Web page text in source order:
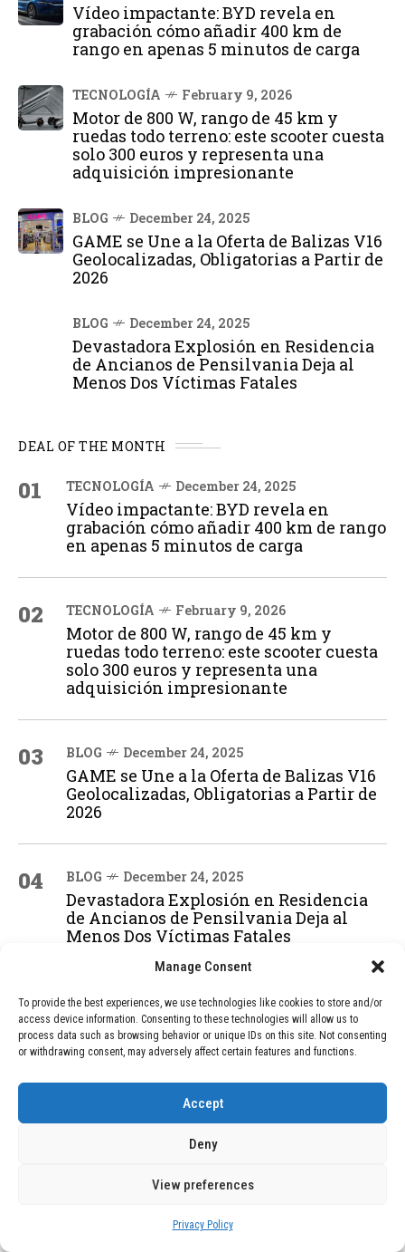
Manage Consent
To provide the best experiences, we use technologies like cookies to store and/or
access device information. Consenting to these technologies will allow us to
process data such as browsing behavior or unique IDs on this site. Not consenting
or withdrawing consent, may adversely affect certain features and functions.
Accept
Deny
View preferences
Privacy Policy
Vídeo impactante: BYD revela en
grabación cómo añadir 400 km de
rango en apenas 5 minutos de carga
TECNOLOGÍA February 9, 2026
Motor de 800 W, rango de 45 km y
ruedas todo terreno: este scooter cuesta
solo 300 euros y representa una
adquisición impresionante
BLOG December 24, 2025
GAME se Une a la Oferta de Balizas V16
Geolocalizadas, Obligatorias a Partir de
2026
BLOG December 24, 2025
Devastadora Explosión en Residencia
de Ancianos de Pensilvania Deja al
Menos Dos Víctimas Fatales
DEAL OF THE MONTH
01 TECNOLOGÍA December 24, 2025
Vídeo impactante: BYD revela en
grabación cómo añadir 400 km de rango
en apenas 5 minutos de carga
02 TECNOLOGÍA February 9, 2026
Motor de 800 W, rango de 45 km y
ruedas todo terreno: este scooter cuesta
solo 300 euros y representa una
adquisición impresionante
03 BLOG December 24, 2025
GAME se Une a la Oferta de Balizas V16
Geolocalizadas, Obligatorias a Partir de
2026
04 BLOG December 24, 2025
Devastadora Explosión en Residencia
de Ancianos de Pensilvania Deja al
Menos Dos Víctimas Fatales
ADVERTISEMENT